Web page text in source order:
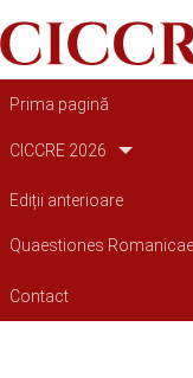
Main navigation
Prima pagină
CICCRE 2026
Ediții anterioare
Quaestiones Romanicae
Contact